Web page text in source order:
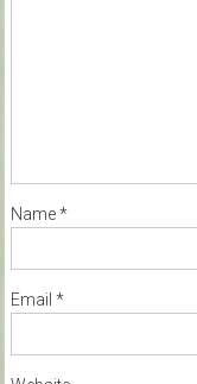
Name*
Email *